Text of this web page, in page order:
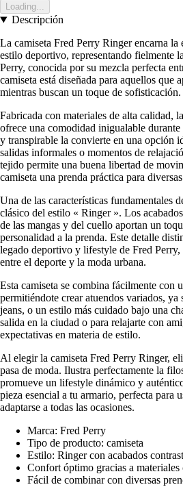
Loading...
Descripción
La camiseta Fred Perry Ringer encarna la
estilo deportivo, representando fielmente
Perry, conocida por su mezcla perfecta
camiseta está diseñada para aquellos que
mientras buscan un toque de sofisticación.
Fabricada con materiales de alta calidad,
ofrece una comodidad inigualable
y transpirable la convierte en una opción
salidas informales o momentos de
tejido permite una buena libertad de
camiseta una prenda práctica para
Una de las características fundamentales
clásico del estilo « Ringer ». Los
de las mangas y del cuello aportan un
personalidad a la prenda. Este detalle
legado deportivo y lifestyle de Fred Perry,
entre el deporte y la moda urbana.
Esta camiseta se combina fácilmente con
permitiéndote crear atuendos variados, ya
jeans, o un estilo más cuidado bajo una
salida en la ciudad o para relajarte con
expectativas en materia de estilo.
Al elegir la camiseta Fred Perry Ringer,
pasa de moda. Ilustra perfectamente la
promueve un lifestyle dinámico y
pieza esencial a tu armario, perfecta para
adaptarse a todas las ocasiones.
Marca: Fred Perry
Tipo de producto: camiseta
Estilo: Ringer con acabados
Confort óptimo gracias a materiales
Fácil de combinar con diversas